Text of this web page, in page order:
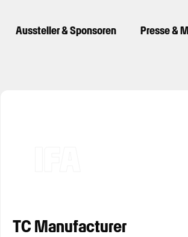
Aussteller & Sponsoren Presse &
TC Manufacturer